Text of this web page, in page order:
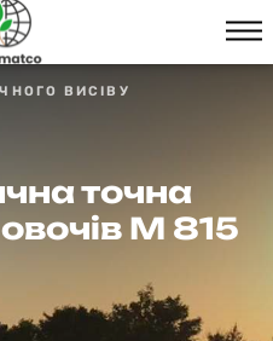
ВИСІВУ
точна
M 815